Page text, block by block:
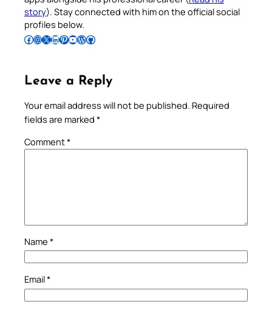
story). Stay connected with him on the official social
profiles below.
Follow Pradeep on Facebook Follow Pradeep on InstagramFollow Pradeep on X Follow Pradeep on LinkedIn Follow Pradeep on Pinterest Subscribe to Pradeep’s Youtube Channel Follow Pradeep on WordPress Follow Pradeep on GitHub
Leave a Reply
Your email address will not be published. Required
fields are marked *
Comment*
Name *
Email*